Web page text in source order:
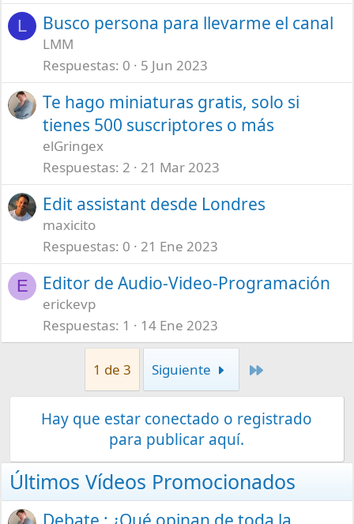
L Busco persona para llevarme el canal
LMM
Respuestas 0 5 Jun 2023
Te hago miniaturas gratis, solo si
tienes 500 suscriptores o más
elGringex
Respuestas 2 21 Mar 2023
Edit assistant desde Londres
maxicito
Respuestas 0 21 Ene 2023
E Editor de Audio-Video-Programación
erickevp
Respuestas 1 14 Ene 2023
1 de 3 Siguiente
Hay que estar conectado o registrado
para publicar aquí.
Últimos Vídeos Promocionados